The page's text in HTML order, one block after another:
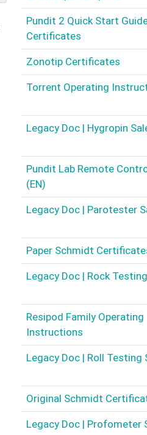
Pundit 2 Quick Start
Certificates
Zonotip Certificates
Torrent Operating
Legacy Doc | Hygropin
Pundit Lab Remote
(EN)
Legacy Doc | Parotester
Paper Schmidt
Legacy Doc | Rock
Resipod Family Operating
Instructions
Legacy Doc | Roll Testing
Original Schmidt
Legacy Doc | Profometer